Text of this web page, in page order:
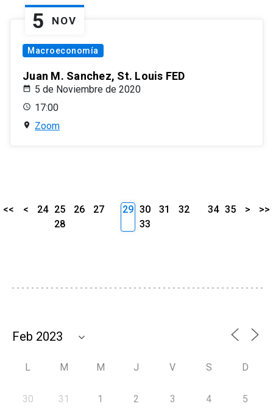
5 NOV
Macroeconomía
Juan M. Sanchez, St. Louis FED
5 de Noviembre de 2020
17:00
Zoom
<< < 24 25 26
27
28
29 30 31
32
33
34 35 > >>
L M M J V S D
30 31 1 2 3 4 5